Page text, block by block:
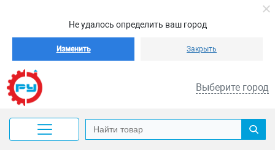
Не удалось определить ваш город
Изменить Закрыть
Выберите город